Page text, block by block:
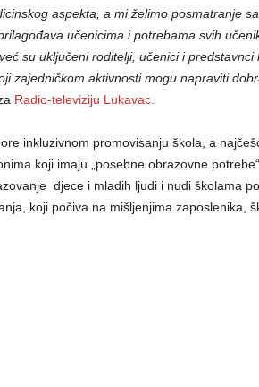
aspekta, a mi želimo posmatranje
učenicima i potrebama svih
su uključeni roditelji, učenici i
zajedničkom aktivnosti mogu napraviti
Radio-televiziju Lukavac.
inkluzivnom promovisanju škola, a
koji imaju „posebne obrazovne
djece i mladih ljudi i nudi školama
koji počiva na mišljenjima zaposlenika,